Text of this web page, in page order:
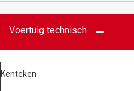
Voertuig technisch
Kenteken